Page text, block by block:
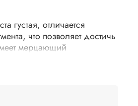
густая, отличается
что позволяет достичь
мерцающий
придаст вашему
не имеет неприятного
и пчелиного воска,